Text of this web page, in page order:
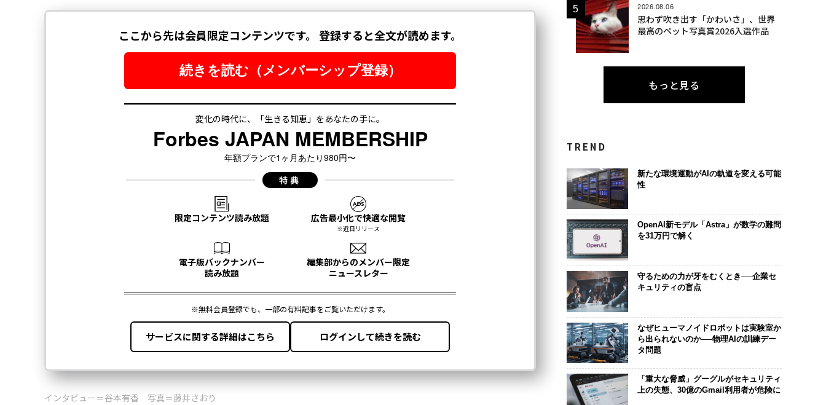
インタビュー＝谷本有香 写真＝藤井さおり
2026.08.06
思わず吹き出す「かわいさ」、世界
最高のペット写真賞2026入選作品
もっと見る
TREND
新たな環境運動がAIの軌道を変える可能
性
OpenAI新モデル「Astra」が数学の難問
を31万円で解く
守るための力が牙をむくとき──企業セ
キュリティの盲点
なぜヒューマノイドロボットは実験室か
ら出られないのか──物理AIの訓練デー
タ問題
「重大な脅威」グーグルがセキュリティ
上の失態、30億のGmail利用者が危険に